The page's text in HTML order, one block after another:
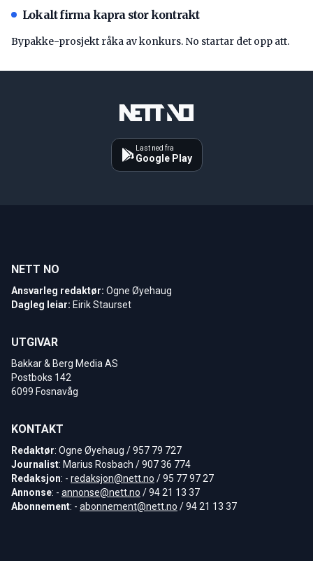
Lokalt firma kapra stor kontrakt
Bypakke-prosjekt råka av konkurs. No startar det opp att.
Last ned fra
Google Play
NETT NO
Ansvarleg redaktør: Ogne Øyehaug
Dagleg leiar: Eirik Staurset
UTGIVAR
Bakkar & Berg Media AS
Postboks 142
6099 Fosnavåg
KONTAKT
Redaktør: Ogne Øyehaug / 957 79 727
Journalist: Marius Rosbach / 907 36 774
Redaksjon: - redaksjon@nett.no / 95 77 97 27
Annonse: - annonse@nett.no / 94 21 13 37
Abonnement: - abonnement@nett.no / 94 21 13 37